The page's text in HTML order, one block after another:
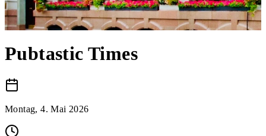
Pubtastic Times
Montag, 4. Mai 2026